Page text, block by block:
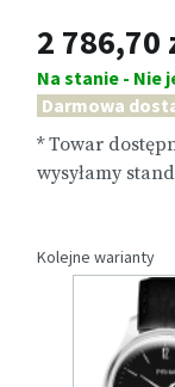
2 786,70
Na stanie - Nie
Darmowa
* Towar
wysyłamy
Kolejne warianty